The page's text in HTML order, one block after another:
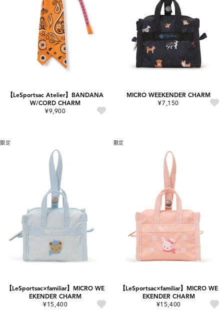
【LeSportsac Atelier】BANDANA
W/CORD CHARM
¥9,900
MICRO WEEKENDER CHARM
¥7,150
限定
【LeSportsac×familiar】MICRO WE
EKENDER CHARM
¥15,400
限定
【LeSportsac×familiar】MICRO WE
EKENDER CHARM
¥15,400